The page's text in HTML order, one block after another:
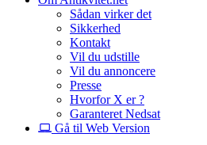
Sådan virker det
Sikkerhed
Kontakt
Vil du udstille
Vil du annoncere
Presse
Hvorfor X er ?
Garanteret Nedsat
Gå til Web Version